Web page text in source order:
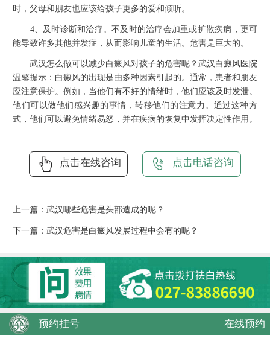
时，父母和朋友也应该给孩子更多的爱和倾听。
4、及时诊断和治疗。不及时的治疗会加重或扩散疾病，更可
能导致许多其他并发症，从而影响儿童的生活。危害是巨大的。
武汉怎么做可以减少白癜风对孩子的危害呢？ 武汉白癜风医院
温馨提示：白癜风的出现是由多种因素引起的。通常，患者和朋友
应注意保护。例如，当他们有不好的情绪时，他们应该及时发泄。
他们可以做他们感兴趣的事情，转移他们的注意力。通过这种方
式，他们可以避免情绪易怒，并在疾病的恢复中发挥决定性作用。
点击在线咨询 点击电话咨询
上一篇： 武汉哪些危害是头部造成的呢？
下一篇： 武汉危害是白癜风发展过程中会有的呢？
预约挂号 在线预约